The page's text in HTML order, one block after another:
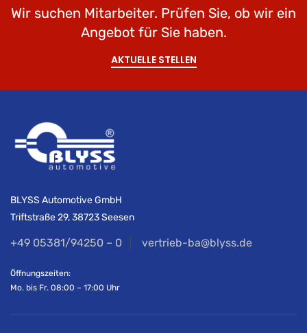
Wir suchen Mitarbeiter. Prüfen Sie, ob wir ein
Angebot für Sie haben.
AKTUELLE STELLEN
BLYSS Automotive GmbH
Triftstraße 29, 38723 Seesen
+49 05381/94250 – 0 vertrieb-ba@blyss.de
Öffnungszeiten:
Mo. bis Fr. 08:00 – 17:00 Uhr